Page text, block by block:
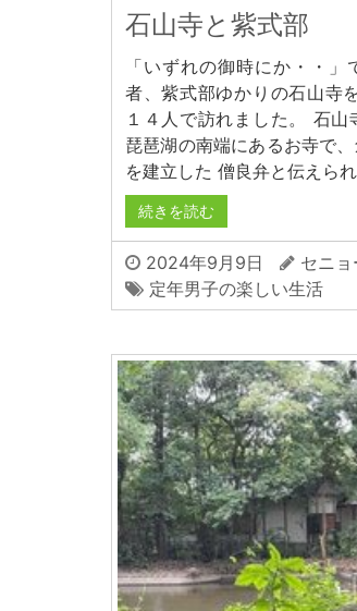
石山寺と紫式部
「いずれの御時にか・・
者、紫式部ゆかりの石山寺
１４人で訪れました。 石山
琵琶湖の南端にあるお寺で
を建立した 僧良弁と伝えら
続きを読む
2024年9月9日
セニ
定年男子の楽しい生活